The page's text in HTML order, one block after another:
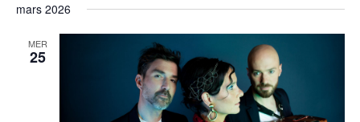
mars 2026
MER
25